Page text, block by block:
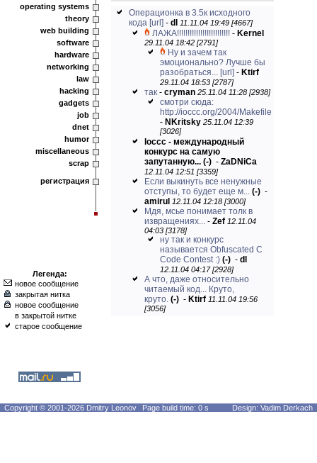
operating systems
theory
web building
software
hardware
networking
law
hacking
gadgets
job
dnet
humor
miscellaneous
scrap
регистрация
Легенда:
новое сообщение
закрытая нитка
новое сообщение
в закрытой нитке
старое сообщение
Операционка в 3.5к исходного
кода [url] - dl 11.11.04 19:49 [4667]
ЛАЖА!!!!!!!!!!!!!!!!!!!!!!!!! - Kernel
29.11.04 18:42 [2791]
Ну и зачем так
эмоционально? Лучше бы
разобраться... [url] - Ktirf
29.11.04 18:53 [2787]
так - cryman 25.11.04 11:28 [2938]
смотри сюда:
http://ioccc.org/2004/Makefile
- NKritsky 25.11.04 12:39
[3026]
Ioccc - международный
конкурс на самую
запутанную... (-) - ZaDNiCa
12.11.04 12:51 [3359]
Если выкинуть все ненужные
отступы, то будет еще м... (-) -
amirul 12.11.04 12:18 [3000]
Мдя, мсье понимает толк в
извращениях... - Zef 12.11.04
04:03 [3178]
ну так и конкурс
называется Obfuscated C
Code Contest :) (-) - dl
12.11.04 04:17 [2928]
А что, даже относительно
читаемый код... Круто,
круто. (-) - Ktirf 11.11.04 19:56
[3056]
Copyright © 2001-2026 Dmitry Leonov Page build time: 0 s Design: Vadim Derkach